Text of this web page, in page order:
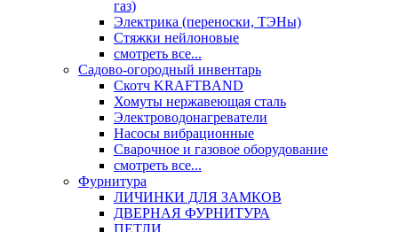
газ)
Электрика (переноски, ТЭНы)
Стяжки нейлоновые
смотреть все...
Садово-огородный инвентарь
Скотч KRAFTBAND
Хомуты нержавеющая сталь
Электроводонагреватели
Насосы вибрационные
Сварочное и газовое оборудование
смотреть все...
Фурнитура
ЛИЧИНКИ ДЛЯ ЗАМКОВ
ДВЕРНАЯ ФУРНИТУРА
ПЕТЛИ